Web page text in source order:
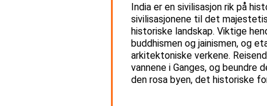
India er en sivilisasjon rik på
sivilisasjonene til det
historiske landskap. Viktige
buddhismen og jainismen, og
arkitektoniske verkene.
vannene i Ganges, og beundre
den rosa byen, det historiske